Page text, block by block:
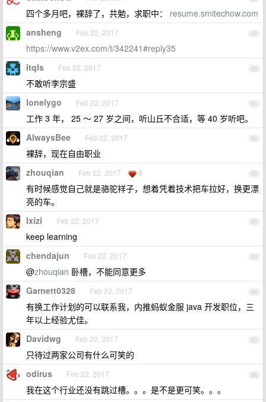
四个多月吧，裸辞了，共勉，求职中： resume.smitechow.com
59
ansheng Feb 22, 2017
https://www.v2ex.com/t/342241#reply35
60
itqls Feb 22, 2017
不敢听李宗盛
61
lonelygo Feb 22, 2017
工作 3 年， 25 ～ 27 岁之间，听山丘不合适，等 40 岁听吧。
62
AlwaysBee Feb 22, 2017
裸辞，现在自由职业
63
zhouqian Feb 22, 2017 8
有时候感觉自己就是骆驼祥子，想着凭着技术把车拉好，换更漂
亮的车。
64
Ixizi Feb 22, 2017
keep learning
65
chendajun Feb 22, 2017
@zhouqian 卧槽，不能同意更多
66
Garnett0328 Feb 22, 2017
有换工作计划的可以联系我，内推蚂蚁金服 java 开发职位，三
年以上经验尤佳。
67
Davidwg Feb 22, 2017
只待过两家公司有什么可笑的
68
odirus Feb 22, 2017
我在这个行业还没有跳过槽。。。是不是更可笑。。。